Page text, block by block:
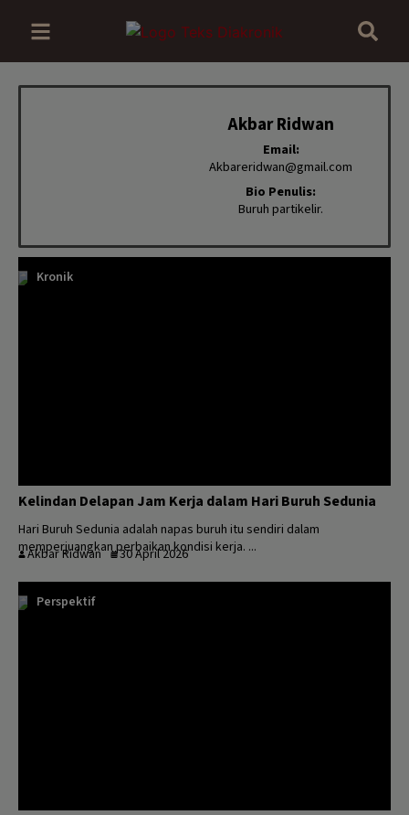
Akbar Ridwan
Email:
Akbareridwan@gmail.com
Bio Penulis:
Buruh partikelir.
Kronik
Kelindan Delapan Jam Kerja dalam Hari Buruh Sedunia
Hari Buruh Sedunia adalah napas buruh itu sendiri dalam
memperjuangkan perbaikan kondisi kerja. ...
Akbar Ridwan 30 April 2026
Perspektif